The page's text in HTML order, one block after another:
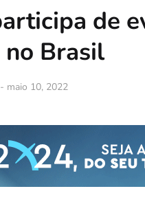
de
no Brasil
- maio 10, 2022